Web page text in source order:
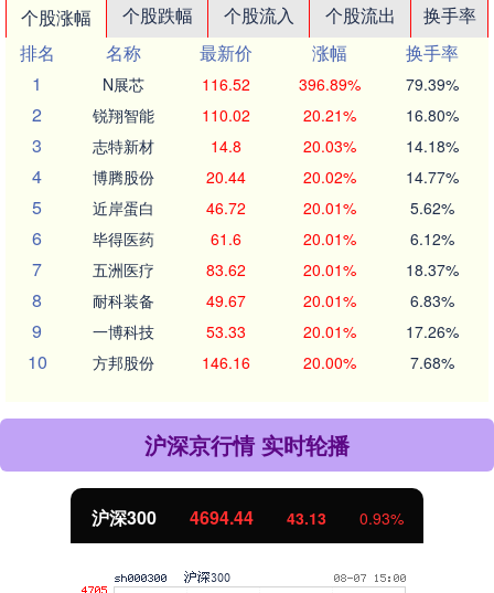
个股涨幅 个股跌幅 个股流入 个股流出
换手率
排名
名称 最新价 涨幅
换手率
1
N展芯 116.52 396.89% 79.39%
2 锐翔智能 110.02 20.21% 16.80%
3 志特新材 14.8 20.03% 14.18%
4 博腾股份 20.44 20.02% 14.77%
5 近岸蛋白 46.72 20.01% 5.62%
6 毕得医药 61.6 20.01% 6.12%
7 五洲医疗 83.62 20.01% 18.37%
8 耐科装备 49.67 20.01% 6.83%
9 一博科技 53.33 20.01% 17.26%
10 方邦股份 146.16 20.00% 7.68%
沪深京行情 实时轮播
沪深300 4694.44 43.13 0.93%